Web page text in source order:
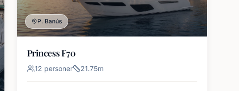
P. Banús
Princess F70
12 personer 21.75m